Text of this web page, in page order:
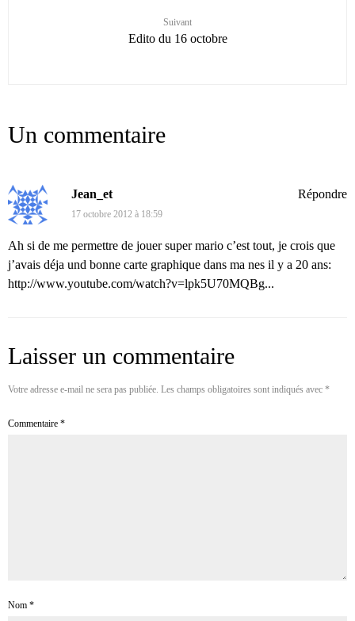
Suivant
Edito du 16 octobre
Un commentaire
Jean_et
17 octobre 2012 à 18:59
Ah si de me permettre de jouer super mario c’est tout, je crois que
j’avais déja und bonne carte graphique dans ma nes il y a 20 ans:
http://www.youtube.com/watch?v=lpk5U70MQBg...
Répondre
Laisser un commentaire
Votre adresse e-mail ne sera pas publiée. Les champs obligatoires sont indiqués avec *
Commentaire *
Nom *